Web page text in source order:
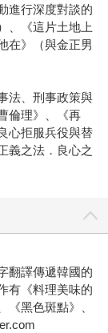
進行深度對談的
、《這片土地上
在》（與金正男
法、刑事政策與
倫理》、《再
心拒服兵役與替
義之法．良心之
翻譯傳遞韓國的
有《料理美味的
黑色斑點》、